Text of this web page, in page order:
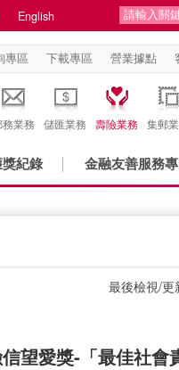
English
專區 下載專區 營業據點
務業務 儲匯業務 壽險業務 集郵
獎紀錄 金融友善服務
最後檢視/
望愛獎-「最佳社會